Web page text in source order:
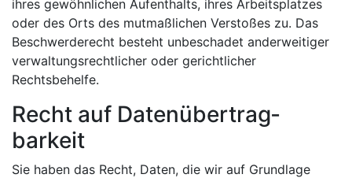
ihres gewöhnlichen Aufenthalts, ihres Arbeitsplatzes
oder des Orts des mutmaßlichen Verstoßes zu. Das
Beschwerderecht besteht unbeschadet anderweitiger
verwaltungsrechtlicher oder gerichtlicher
Rechtsbehelfe.
Recht auf Daten­übertrag­
barkeit
Sie haben das Recht, Daten, die wir auf Grundlage